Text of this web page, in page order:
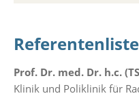
Referentenliste
Prof. Dr. med. Dr. h.c.
Klinik und Poliklinik für